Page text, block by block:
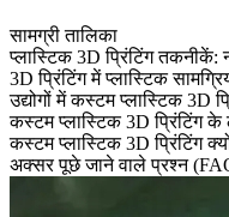
सामग्री तालिका
प्लास्टिक 3D प्रिंटिंग तकनीकें:
3D प्रिंटिंग में प्लास्टिक
उद्योगों में कस्टम प्लास्टिक 3D
कस्टम प्लास्टिक 3D प्रिंटिंग के
कस्टम प्लास्टिक 3D प्रिंटिंग
अक्सर पूछे जाने वाले प्रश्न